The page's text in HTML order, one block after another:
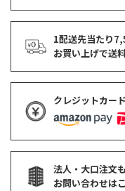
1配送先当たり
お買い上げで送
クレジットカー
法人・大口注文
お問い合わせは